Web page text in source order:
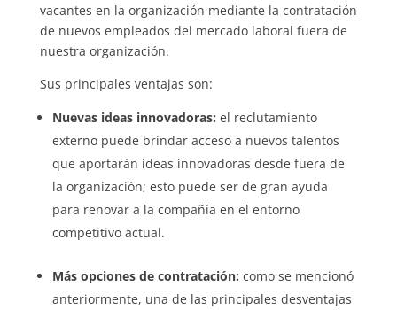
vacantes en la organización mediante la contratación
de nuevos empleados del mercado laboral fuera de
nuestra organización.
Sus principales ventajas son:
Nuevas ideas innovadoras: el reclutamiento
externo puede brindar acceso a nuevos talentos
que aportarán ideas innovadoras desde fuera de
la organización; esto puede ser de gran ayuda
para renovar a la compañía en el entorno
competitivo actual.
Más opciones de contratación: como se mencionó
anteriormente, una de las principales desventajas